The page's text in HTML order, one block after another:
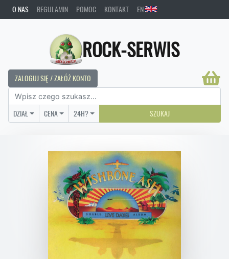
O NAS REGULAMIN POMOC KONTAKT EN
ROCK-SERWIS
ZALOGUJ SIĘ / ZAŁÓŻ KONTO
DZIAŁ CENA 24H? SZUKAJ